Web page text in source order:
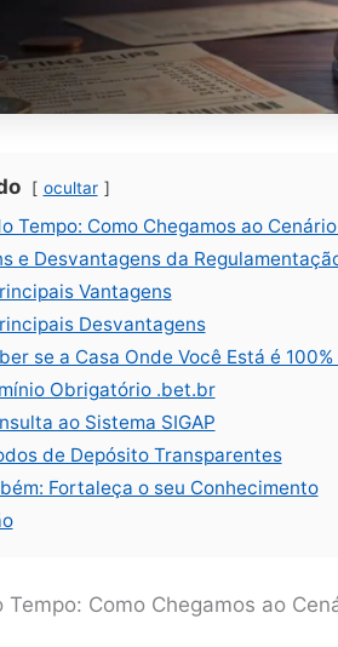
ocultar
Tempo: Como Chegamos ao
e Desvantagens da
Vantagens
Desvantagens
se a Casa Onde Você Está é
Obrigatório .bet.br
ao Sistema SIGAP
de Depósito Transparentes
Fortaleça o seu Conhecimento
Tempo: Como Chegamos ao